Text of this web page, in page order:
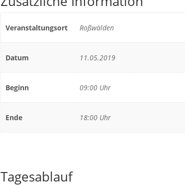
Veranstaltungsort Roßwälden
Datum 11.05.2019
Beginn 09:00 Uhr
Ende 18:00 Uhr
Tagesablauf